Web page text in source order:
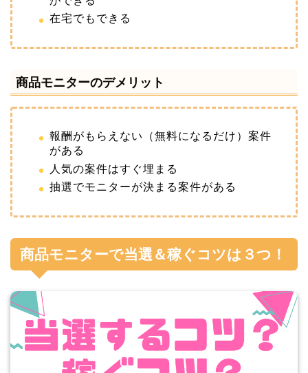
在宅でもできる
商品モニターのデメリット
報酬がもらえない（無料になるだけ）案件
がある
人気の案件はすぐ埋まる
抽選でモニターが決まる案件がある
商品モニターで当選＆稼ぐコツは３つ！